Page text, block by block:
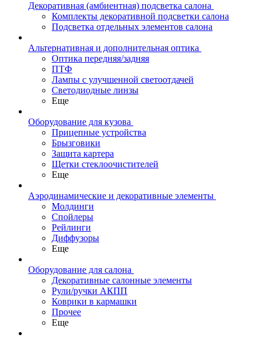
Декоративная (амбиентная) подсветка салона
Комплекты декоративной подсветки салона
Подсветка отдельных элементов салона
Альтернативная и дополнительная оптика
Оптика передняя/задняя
ПТФ
Лампы с улучшенной светоотдачей
Светодиодные линзы
Еще
Оборудование для кузова
Прицепные устройства
Брызговики
Защита картера
Щетки стеклоочистителей
Еще
Аэродинамические и декоративные элементы
Молдинги
Спойлеры
Рейлинги
Диффузоры
Еще
Оборудование для салона
Декоративные салонные элементы
Рули/ручки АКПП
Коврики в кармашки
Прочее
Еще